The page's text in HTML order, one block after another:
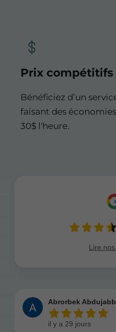
Prix compétitifs
Bénéficiez d’un
faisant des
30$ l'heure.